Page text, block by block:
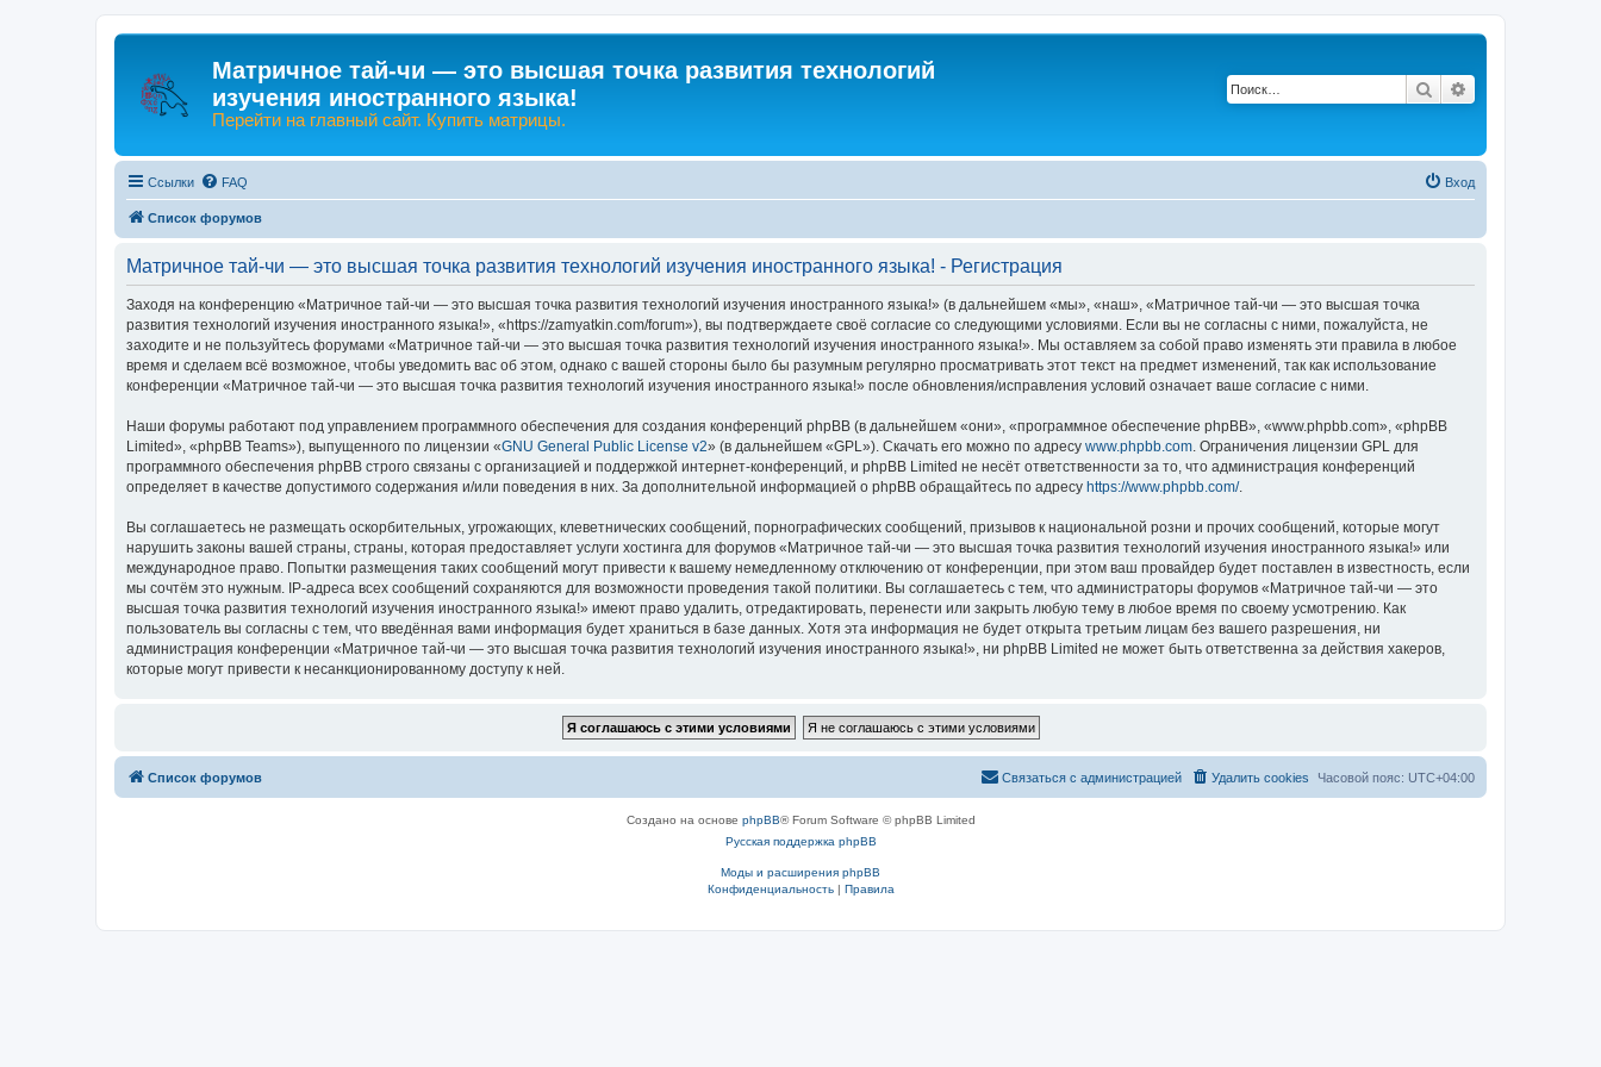
Матричное тай-чи — это высшая точка развития технологий
изучения иностранного языка!
Перейти на главный сайт. Купить матрицы.
Поиск
Ссылки FAQ Вход
Список форумов
Матричное тай-чи — это высшая точка развития технологий изучения иностранного языка! - Регистрация
Заходя на конференцию «Матричное тай-чи — это высшая точка развития технологий изучения иностранного языка!» (в дальнейшем «мы», «наш», «Матричное тай-чи — это высшая точка
развития технологий изучения иностранного языка!», «https://zamyatkin.com/forum»), вы подтверждаете своё согласие со следующими условиями. Если вы не согласны с ними, пожалуйста, не
заходите и не пользуйтесь форумами «Матричное тай-чи — это высшая точка развития технологий изучения иностранного языка!». Мы оставляем за собой право изменять эти правила в любое
время и сделаем всё возможное, чтобы уведомить вас об этом, однако с вашей стороны было бы разумным регулярно просматривать этот текст на предмет изменений, так как использование
конференции «Матричное тай-чи — это высшая точка развития технологий изучения иностранного языка!» после обновления/исправления условий означает ваше согласие с ними.
Наши форумы работают под управлением программного обеспечения для создания конференций phpBB (в дальнейшем «они», «программное обеспечение phpBB», «www.phpbb.com», «phpBB
Limited», «phpBB Teams»), выпущенного по лицензии «GNU General Public License v2» (в дальнейшем «GPL»). Скачать его можно по адресу www.phpbb.com . Ограничения лицензии GPL для
программного обеспечения phpBB строго связаны с организацией и поддержкой интернет-конференций, и phpBB Limited не несёт ответственности за то, что администрация конференций
определяет в качестве допустимого содержания и/или поведения в них. За дополнительной информацией о phpBB обращайтесь по адресу https://www.phpbb.com/.
Вы соглашаетесь не размещать оскорбительных, угрожающих, клеветнических сообщений, порнографических сообщений, призывов к национальной розни и прочих сообщений, которые могут
нарушить законы вашей страны, страны, которая предоставляет услуги хостинга для форумов «Матричное тай-чи — это высшая точка развития технологий изучения иностранного языка!» или
международное право. Попытки размещения таких сообщений могут привести к вашему немедленному отключению от конференции, при этом ваш провайдер будет поставлен в известность, если
мы сочтём это нужным. IP-адреса всех сообщений сохраняются для возможности проведения такой политики. Вы соглашаетесь с тем, что администраторы форумов «Матричное тай-чи — это
высшая точка развития технологий изучения иностранного языка!» имеют право удалить, отредактировать, перенести или закрыть любую тему в любое время по своему усмотрению. Как
пользователь вы согласны с тем, что введённая вами информация будет храниться в базе данных. Хотя эта информация не будет открыта третьим лицам без вашего разрешения, ни
администрация конференции «Матричное тай-чи — это высшая точка развития технологий изучения иностранного языка!», ни phpBB Limited не может быть ответственна за действия хакеров,
которые могут привести к несанкционированному доступу к ней.
Список форумов Часовой пояс: UTC+04:00
Удалить cookies
Связаться с администрацией
Создано на основе phpBB® Forum Software © phpBB Limited
Русская поддержка phpBB
Моды и расширения phpBB
Конфиденциальность| Правила